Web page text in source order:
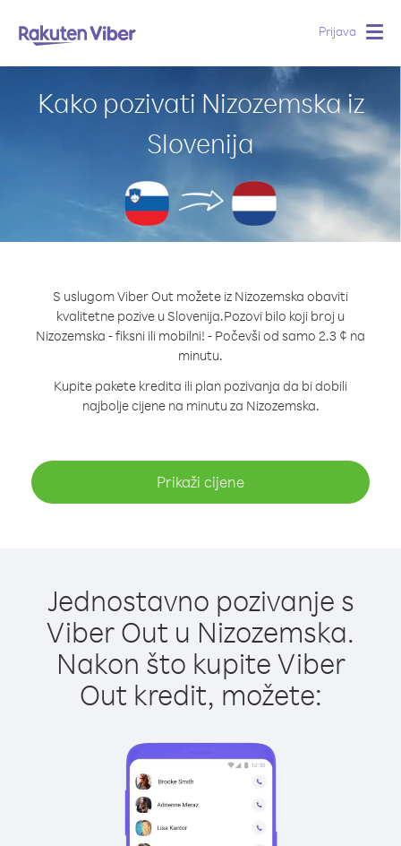
Prijava
Kako pozivati Nizozemska iz
Slovenija
S uslugom Viber Out možete iz Nizozemska obaviti
kvalitetne pozive u Slovenija.Pozovi bilo koji broj u
Nizozemska - fiksni ili mobilni! - Počevši od samo 2.3 ¢ na
minutu.
Kupite pakete kredita ili plan pozivanja da bi dobili
najbolje cijene na minutu za Nizozemska.
Prikaži cijene
Jednostavno pozivanje s
Viber Out u Nizozemska.
Nakon što kupite Viber
Out kredit, možete: